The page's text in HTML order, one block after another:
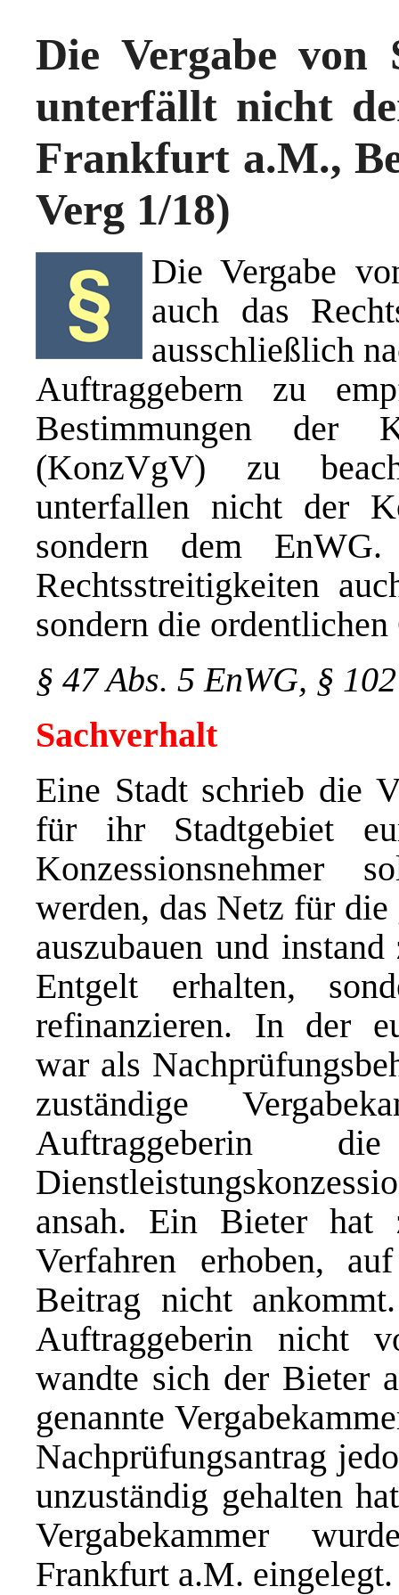
Die Vergabe von
unterfällt nicht
Frankfurt a.M.,
Verg 1/18)
Die Vergabe
auch das
ausschließlich
Auftraggebern zu
Bestimmungen der
(KonzVgV) zu
unterfallen nicht der
sondern dem
Rechtsstreitigkeiten
sondern die
§ 47 Abs. 5 EnWG, §
Sachverhalt
Eine Stadt schrieb die
für ihr Stadtgebiet
Konzessionsnehmer
werden, das Netz für
auszubauen und
Entgelt erhalten,
refinanzieren. In der
war als
zuständige
Auftraggeberin
ansah. Ein Bieter hat
Verfahren erhoben,
Beitrag nicht
Auftraggeberin nicht
wandte sich der Bieter
genannte
Nachprüfungsantrag
unzuständig gehalten
Vergabekammer
Frankfurt a.M. eingelegt.